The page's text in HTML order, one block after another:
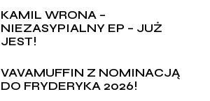
KAMIL WRONA –
NIEZASYPIALNY EP – JUŻ
JEST!
VAVAMUFFIN Z NOMINACJĄ
DO FRYDERYKA 2026!